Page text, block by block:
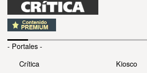
- Portales -
Crítica
Kiosco